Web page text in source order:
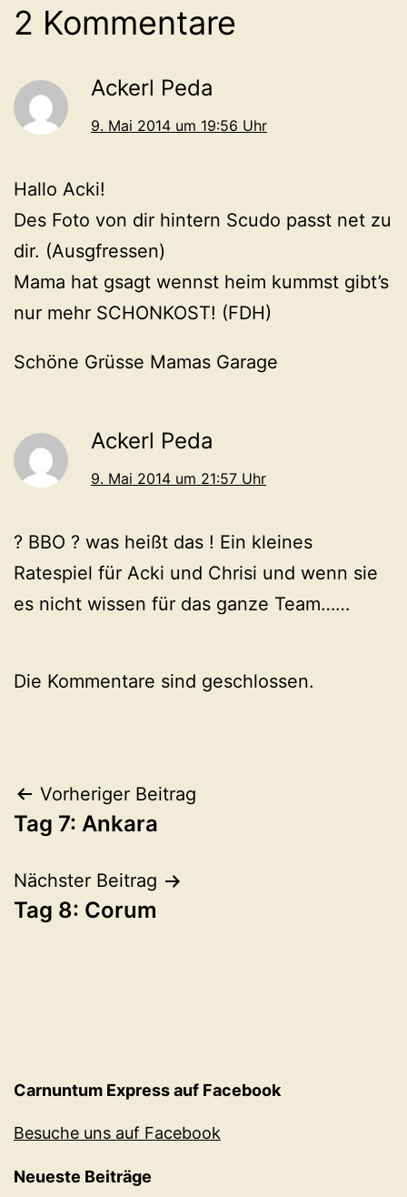
2 Kommentare
Ackerl Peda
9. Mai 2014 um 19:56 Uhr
Hallo Acki!
Des Foto von dir hintern Scudo passt net zu
dir. (Ausgfressen)
Mama hat gsagt wennst heim kummst gibt’s
nur mehr SCHONKOST! (FDH)
Schöne Grüsse Mamas Garage
Ackerl Peda
9. Mai 2014 um 21:57 Uhr
? BBO ? was heißt das ! Ein kleines
Ratespiel für Acki und Chrisi und wenn sie
es nicht wissen für das ganze Team……
Die Kommentare sind geschlossen.
Beitragsnavigation
Vorheriger Beitrag
Tag 7: Ankara
Nächster Beitrag
Tag 8: Corum
Carnuntum Express auf Facebook
Besuche uns auf Facebook
Neueste Beiträge